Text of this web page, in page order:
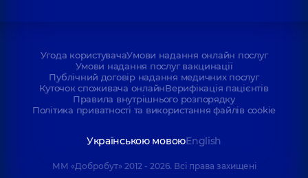
Угода користувачаУмови надання онлайн послуг
Умови надання послуг вакцинації
Публічний договір надання медичних послуг
Куточок споживача онлайнВерифікація пацієнтів
Правила внутрішнього розпорядку
Політика приватності та використання файлів cookie
Українською мовоюEnglish
ММ «Добробут» 2012 - 2026. Всі права захищені